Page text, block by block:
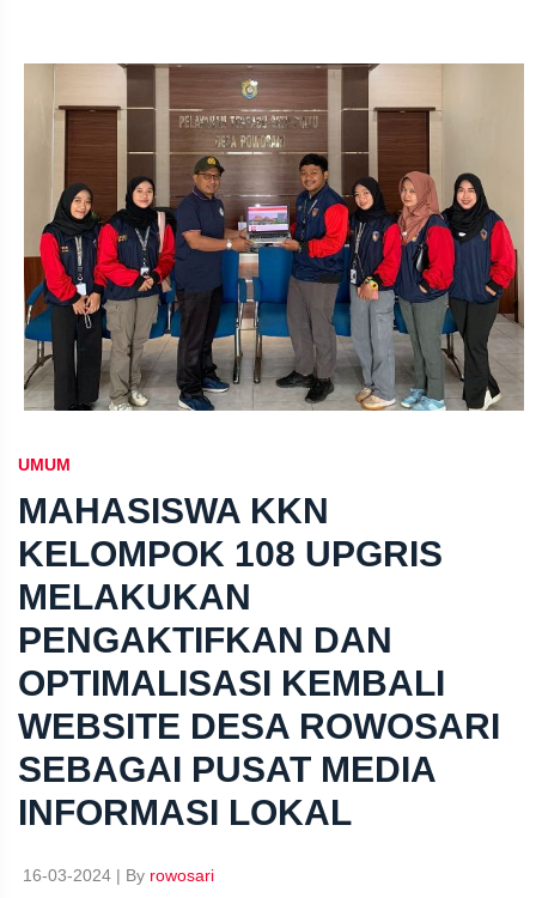
UMUM
MAHASISWA KKN
KELOMPOK 108 UPGRIS
MELAKUKAN
PENGAKTIFKAN DAN
OPTIMALISASI KEMBALI
WEBSITE DESA ROWOSARI
SEBAGAI PUSAT MEDIA
INFORMASI LOKAL
16-03-2024 | By rowosari